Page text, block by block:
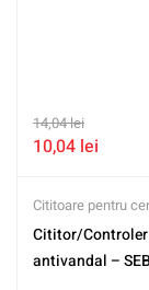
14,04lei
10,04 lei
Cititoare pentru
Cititor/
antivandal –